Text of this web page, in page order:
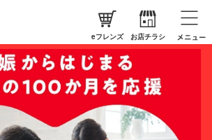
eフレンズ お店チラシ